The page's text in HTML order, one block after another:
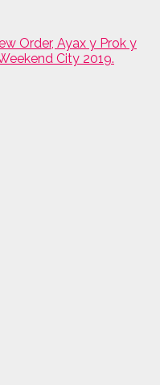
Order, Ayax y Prok y
City 2019.